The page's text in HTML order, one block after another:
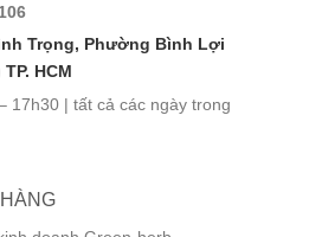
Trọng, Phường Bình Lợi
HCM
17h30 | tất cả các ngày trong